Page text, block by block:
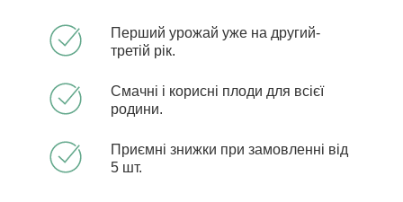
Перший урожай уже на другий-
третій рік.
Смачні і корисні плоди для всієї
родини.
Приємні знижки при замовленні від
5 шт.